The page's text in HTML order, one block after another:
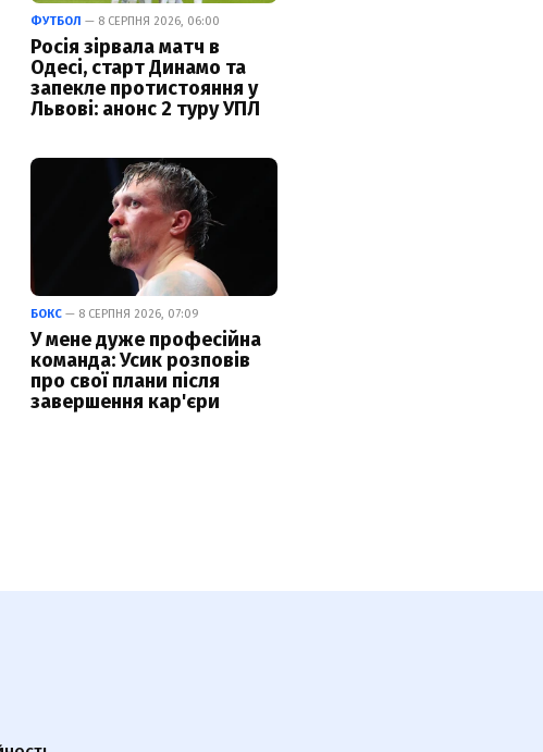
ФУТБОЛ — 8 СЕРПНЯ 2026, 06:00
Росія зірвала матч в
Одесі, старт Динамо та
запекле протистояння у
Львові: анонс 2 туру УПЛ
БОКС — 8 СЕРПНЯ 2026, 07:09
У мене дуже професійна
команда: Усик розповів
про свої плани після
завершення кар'єри